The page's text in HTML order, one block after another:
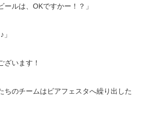
ルは、OKですかー！？」
ざいます！
ちのチームはビアフェスタへ繰り出した